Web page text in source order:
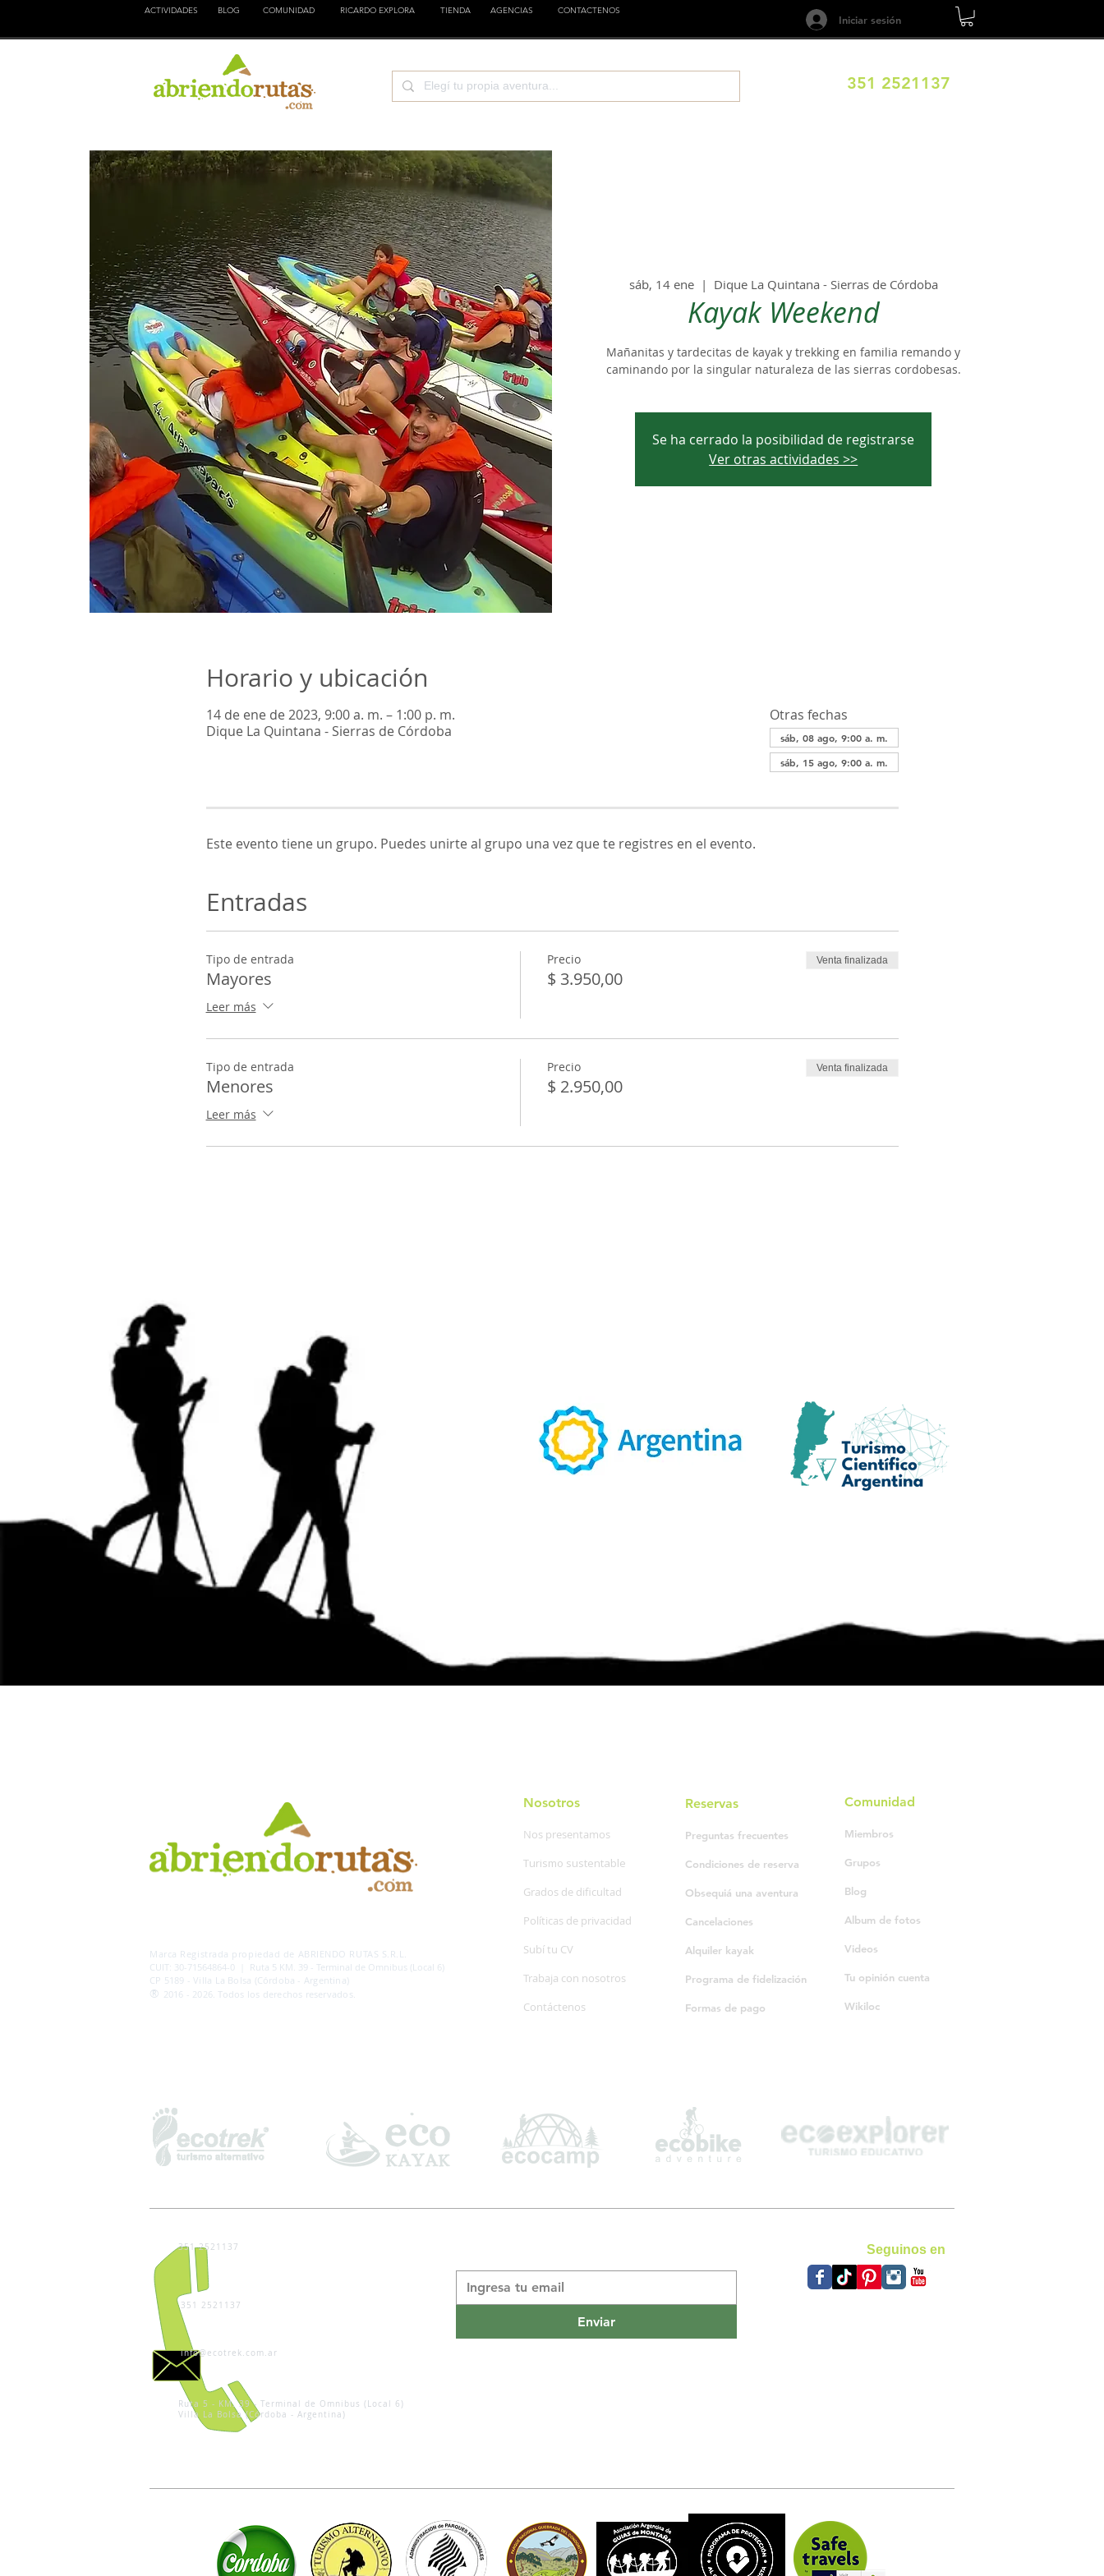
ACTIVIDADES BLOG COMUNIDAD RICARDO EXPLORA TIENDA AGENCIAS CONTACTENOS
Iniciar sesión
351 2521137
sáb, 14 ene
  |
Dique La Quintana - Sierras de Córdoba
Kayak Weekend
Mañanitas y tardecitas de kayak y trekking en familia remando y
caminando por la singular naturaleza de las sierras cordobesas.
Se ha cerrado la posibilidad de registrarse
Ver otras actividades >>
Horario y ubicación
14 de ene de 2023, 9:00 a. m. – 1:00 p. m.
Dique La Quintana - Sierras de Córdoba
Otras fechas
sáb, 08 ago, 9:00 a. m.
sáb, 15 ago, 9:00 a. m.
Este evento tiene un grupo. Puedes unirte al grupo una vez que te registres en el evento.
Entradas
Tipo de entrada
Mayores
Leer más
Precio
$ 3.950,00
Venta finalizada
Tipo de entrada
Menores
Leer más
Precio
$ 2.950,00
Venta finalizada
Marca Registrada propiedad de ABRIENDO RUTAS S.R.L.
CUIT: 30-71564864-0 | Ruta 5 KM. 39 - Terminal de Omnibus (Local 6)
CP 5189 - Villa La Bolsa (Córdoba - Argentina)
® 2016 - 2026. Todos los derechos reservados.
Nosotros
Nos presentamos
Turismo sustentable
Grados de dificultad
Políticas de privacidad
Subí tu CV
Trabaja con nosotros
Contáctenos
Reservas
Preguntas frecuentes
Condiciones de reserva
Obsequiá una aventura
Cancelaciones
Alquiler kayak
Programa de fidelización
Formas de pago
Comunidad
Miembros
Grupos
Blog
Album de fotos
Videos
Tu opinión cuenta
Wikiloc
Seguinos en
351 2521137
351 2521137
info@ecotrek.com.ar
Ruta 5 - KM. 39 - Terminal de Omnibus (Local 6)
Villa La Bolsa (Córdoba - Argentina)
Enviar